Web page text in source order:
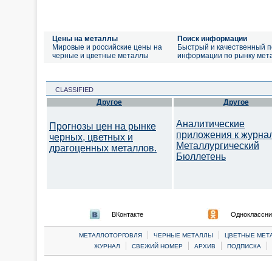
Цены на металлы
Мировые и российские цены на
черные и цветные металлы
Поиск информации
Быстрый и качественный
информации по рынку
CLASSIFIED
Другое
Прогнозы цен на рынке
черных, цветных и
драгоценных металлов.
Другое
Аналитические
приложения к
Металлургический
Бюллетень
ВКонтакте
МЕТАЛЛОТОРГОВЛЯ | ЧЕРНЫЕ МЕТАЛЛЫ |
ЦВЕТНЫЕ
ЖУРНАЛ
| СВЕЖИЙ НОМЕР | АРХИВ | ПОДПИСКА |